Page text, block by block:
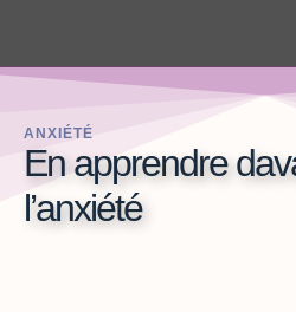
ANXIÉTÉ
En apprendre
l’anxiété